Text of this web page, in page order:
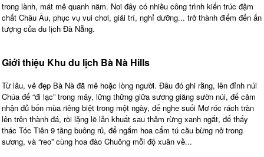
trong lành, mát mẻ quanh năm. Nơi đây có nhiều công trình kiến trúc đậm
chất Châu Âu, phục vụ vui chơi, giải trí, nghỉ dưỡng... trở thành điểm đến ấn
tượng của du lịch Đà Nẵng.
Giới thiệu Khu du lịch Bà Nà Hills
Từ lâu, vẻ đẹp Bà Nà đã mê hoặc lòng người. Đâu đó ghi rằng, lên đỉnh núi
Chúa để “đi lạc” trong mây, lững thững giữa sương giăng sườn núi, để cảm
nhận đủ bốn mùa riêng biệt trong một ngày, để nghe suối Mơ róc rách tràn
lên trên thành đá, rồi lặng lẽ lẫn khuất sau thảm rừng xanh ngắt, để thấy
thác Tóc Tiên 9 tầng buông rủ, để ngắm hoa cẩm tú cầu bừng nở trong
sương, và “reo” cùng hoa đào Chuông mỗi độ xuân về...